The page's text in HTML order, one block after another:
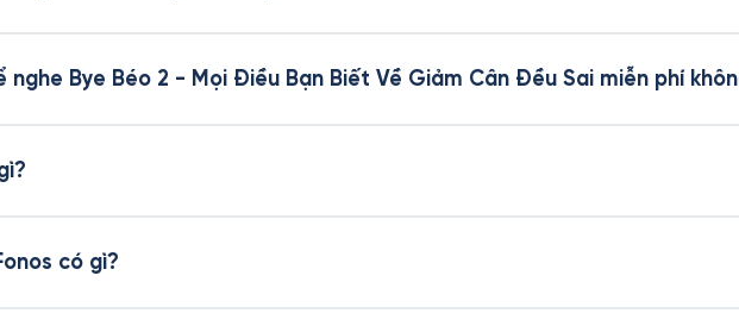
nghe Bye Béo 2 - Mọi Điều Bạn Biết Về Giảm Cân Đều Sai miễn phí
có gì?